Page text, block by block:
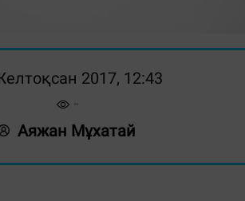
2017, 12:43
Аяжан Мұхатай